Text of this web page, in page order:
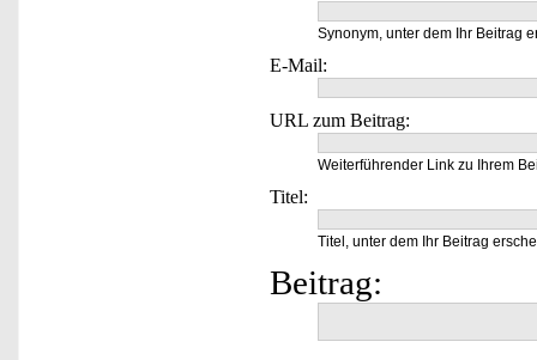
Synonym, unter dem Ihr Beitrag
E-Mail:
URL zum Beitrag:
Weiterführender Link zu Ihrem
Titel:
Titel, unter dem Ihr Beitrag
Beitrag: